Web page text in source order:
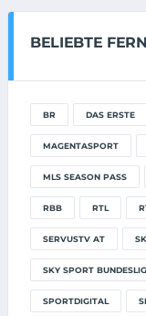
BELIEBTE
BR DAS ERSTE
MAGENTASPORT
MLS SEASON PASS
RBB RTL
SERVUSTV AT
SKY SPORT
SPORTDIGITAL